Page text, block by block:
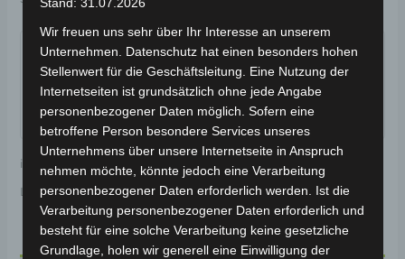
Garantiert sicherer Checkout
inkl. 19 % MwSt.
Kostenloser Versand
Lieferzeit:Versandfertig innerhalb 24 Stunden*
Stand: 31.07.2026
Wir freuen uns sehr über Ihr Interesse an unserem
Unternehmen. Datenschutz hat einen besonders hohen
Stellenwert für die Geschäftsleitung. Eine Nutzung der
Internetseiten ist grundsätzlich ohne jede Angabe
personenbezogener Daten möglich. Sofern eine
betroffene Person besondere Services unseres
Unternehmens über unsere Internetseite in Anspruch
nehmen möchte, könnte jedoch eine Verarbeitung
personenbezogener Daten erforderlich werden. Ist die
Verarbeitung personenbezogener Daten erforderlich und
besteht für eine solche Verarbeitung keine gesetzliche
Grundlage, holen wir generell eine Einwilligung der